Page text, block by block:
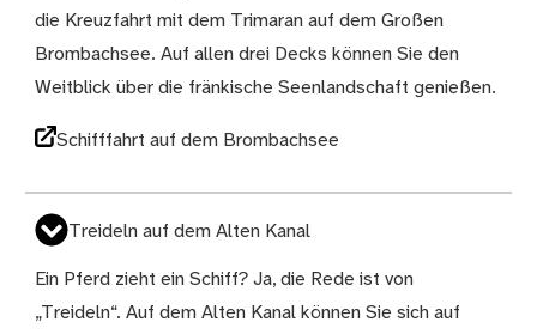
die Kreuzfahrt mit dem Trimaran auf dem Großen
Brombachsee. Auf allen drei Decks können Sie den
Weitblick über die fränkische Seenlandschaft genießen.
Schifffahrt auf dem Brombachsee
Treideln auf dem Alten Kanal
Ein Pferd zieht ein Schiff? Ja, die Rede ist von
„Treideln“. Auf dem Alten Kanal können Sie sich auf